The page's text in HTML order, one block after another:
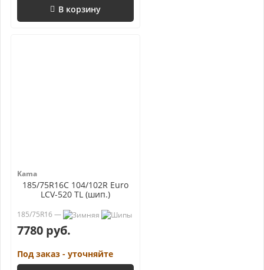
В корзину
Kama
185/75R16C 104/102R Euro
LCV-520 TL (шип.)
185/75R16 —
7780 руб.
Под заказ - уточняйте